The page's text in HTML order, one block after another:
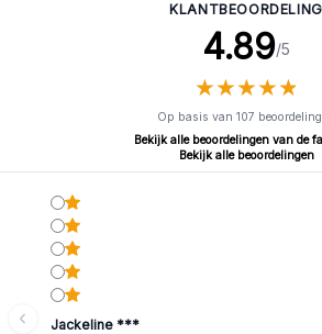
KLANTBEOORDELING
4.89/5
★★★★★
★★★★★
Op basis van 107
Bekijk alle beoordelingen van de
Bekijk alle beoordelingen
Jackeline ***